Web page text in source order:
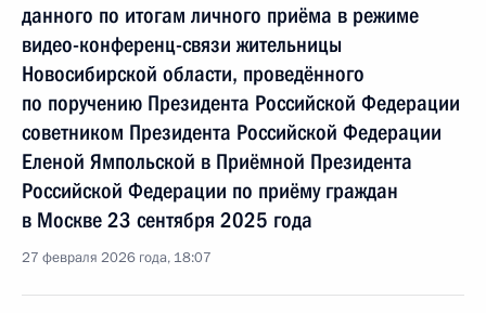
данного по итогам личного приёма в режиме
видео-конференц-связи жительницы
Новосибирской области, проведённого
по поручению Президента Российской Федерации
советником Президента Российской Федерации
Еленой Ямпольской в Приёмной Президента
Российской Федерации по приёму граждан
в Москве 23 сентября 2025 года
27 февраля 2026 года, 18:07